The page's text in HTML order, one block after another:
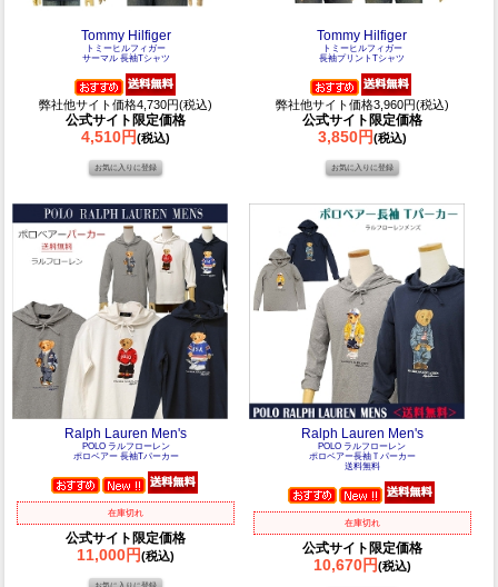
Tommy Hilfiger
トミーヒルフィガー
サーマル 長袖Tシャツ
弊社他サイト価格4,730円(税込)
公式サイト限定価格
4,510円(税込)
Tommy Hilfiger
トミーヒルフィガー
長袖プリントTシャツ
弊社他サイト価格3,960円(税込)
公式サイト限定価格
3,850円(税込)
Ralph Lauren Men's
POLO ラルフローレン
ポロベアー 長袖Tパーカー
在庫切れ
公式サイト限定価格
11,000円(税込)
Ralph Lauren Men's
POLO ラルフローレン
ポロベアー長袖Ｔパーカー
送料無料
在庫切れ
公式サイト限定価格
10,670円(税込)